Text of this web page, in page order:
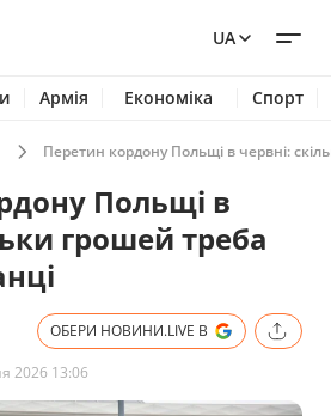
UA
Армія Економіка Спорт
Перетин кордону Польщі в червні:
Польщі в
грошей треба
ОБЕРИ НОВИНИ.LIVE В
2026 13:06